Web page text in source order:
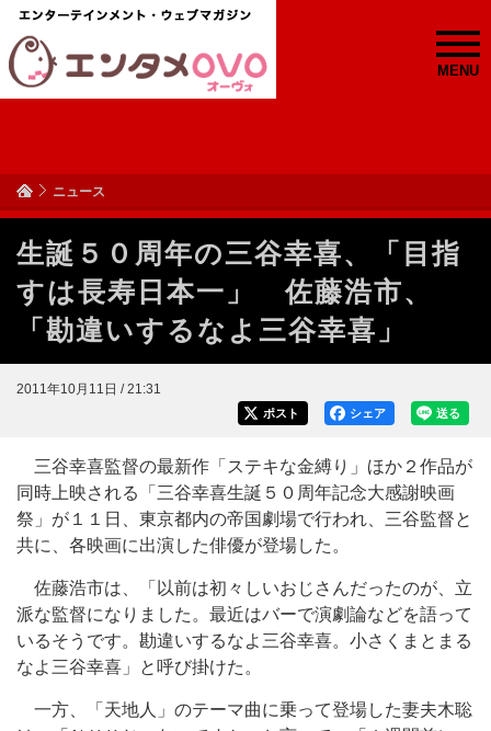
MENU
ニュース
生誕５０周年の三谷幸喜、「目指
すは長寿日本一」 佐藤浩市、
「勘違いするなよ三谷幸喜」
2011年10月11日 / 21:31
送る
シェア
ポスト
三谷幸喜監督の最新作「ステキな金縛り」ほか２作品が
同時上映される「三谷幸喜生誕５０周年記念大感謝映画
祭」が１１日、東京都内の帝国劇場で行われ、三谷監督と
共に、各映画に出演した俳優が登場した。
佐藤浩市は、「以前は初々しいおじさんだったのが、立
派な監督になりました。最近はバーで演劇論などを語って
いるそうです。勘違いするなよ三谷幸喜。小さくまとまる
なよ三谷幸喜」と呼び掛けた。
一方、「天地人」のテーマ曲に乗って登場した妻夫木聡